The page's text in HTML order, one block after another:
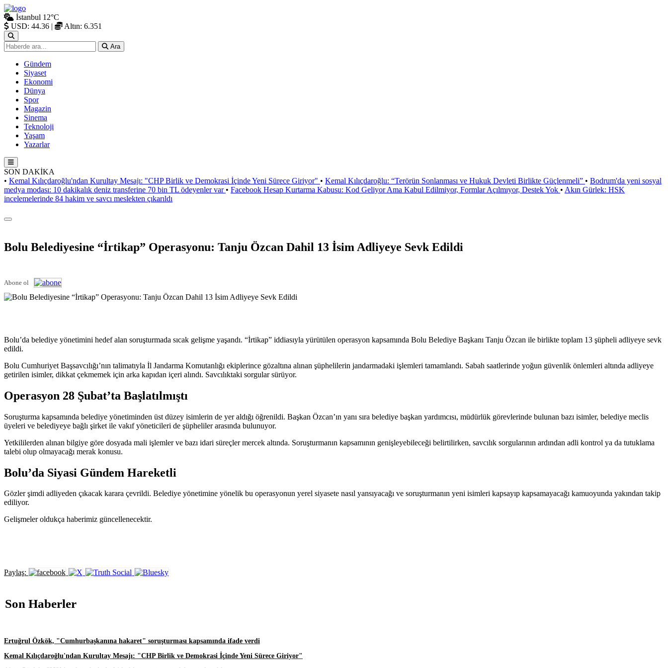
İstanbul 12°C
USD: 44.36 | Altın: 6.351
Ara
Gündem
Siyaset
Ekonomi
Dünya
Spor
Magazin
Sinema
Teknoloji
Yaşam
Yazarlar
SON DAKİKA
• Kemal Kılıçdaroğlu'ndan Kurultay Mesajı: "CHP Birlik ve Demokrasi İçinde Yeni Sürece Giriyor" • Kemal Kılıçdaroğlu: “Terörün Sonlanması ve Hukuk Devleti Birlikte Güçlenmeli” • Bodrum'da yeni sosyal
medya modası: 10 dakikalık deniz transferine 70 bin TL ödeyenler var • Facebook Hesap Kurtarma Kabusu: Kod Geliyor Ama Kabul Edilmiyor, Formlar Açılmıyor, Destek Yok • Akın Gürlek: HSK
incelemelerinde 84 hakim ve savcı meslekten çıkarıldı
Bolu Belediyesine “İrtikap” Operasyonu: Tanju Özcan Dahil 13 İsim Adliyeye Sevk Edildi
Abone ol
Bolu’da belediye yönetimini hedef alan soruşturmada sıcak gelişme yaşandı. “İrtikap” iddiasıyla yürütülen operasyon kapsamında Bolu Belediye Başkanı Tanju Özcan ile birlikte toplam 13 şüpheli adliyeye sevk
edildi.
Bolu Cumhuriyet Başsavcılığı’nın talimatıyla İl Jandarma Komutanlığı ekiplerince gözaltına alınan şüphelilerin jandarmadaki işlemleri tamamlandı. Sabah saatlerinde yoğun güvenlik önlemleri altında adliyeye
getirilen isimler, dikkat çekmemek için arka kapıdan içeri alındı. Savcılıktaki sorgular sürüyor.
Operasyon 28 Şubat’ta Başlatılmıştı
Soruşturma kapsamında belediye yönetiminden üst düzey isimlerin de yer aldığı öğrenildi. Başkan Özcan’ın yanı sıra belediye başkan yardımcısı, müdürlük görevlerinde bulunan bazı isimler, belediye meclis
üyeleri ve belediyeye bağlı şirket ile vakıf yöneticileri de şüpheliler arasında bulunuyor.
Yetkililerden alınan bilgiye göre dosyada mali işlemler ve bazı idari süreçler mercek altında. Soruşturmanın kapsamının genişleyebileceği belirtilirken, savcılık sorgularının ardından adli kontrol ya da tutuklama
talebi olup olmayacağı merak konusu.
Bolu’da Siyasi Gündem Hareketli
Gözler şimdi adliyeden çıkacak karara çevrildi. Belediye yönetimine yönelik bu operasyonun yerel siyasete nasıl yansıyacağı ve soruşturmanın yeni isimleri kapsayıp kapsamayacağı kamuoyunda yakından takip
ediliyor.
Gelişmeler oldukça haberimiz güncellenecektir.
Paylaş:
Son Haberler
Ertuğrul Özkök, "Cumhurbaşkanına hakaret" soruşturması kapsamında ifade verdi
Kemal Kılıçdaroğlu'ndan Kurultay Mesajı: "CHP Birlik ve Demokrasi İçinde Yeni Sürece Giriyor"